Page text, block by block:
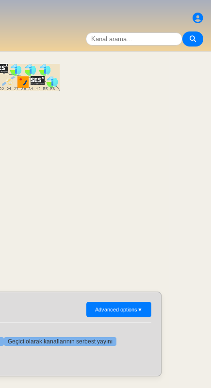
Advanced options ▼
Geçici olarak kanallarının serbest yayını